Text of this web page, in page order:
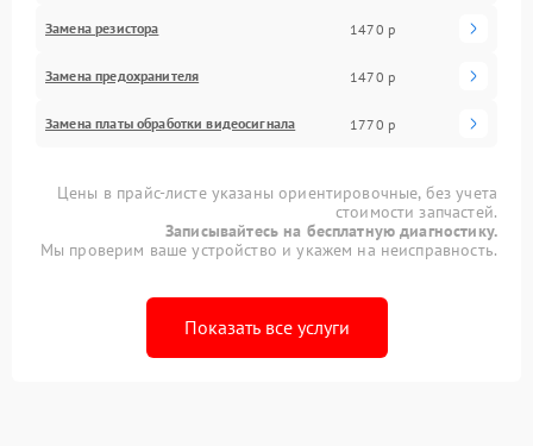
Замена резистора 1470 р
Замена предохранителя 1470 р
Замена платы обработки видеосигнала 1770 р
Цены в прайс-листе указаны ориентировочные, без учета
стоимости запчастей.
Записывайтесь на бесплатную диагностику.
Мы проверим ваше устройство и укажем на неисправность.
Показать все услуги